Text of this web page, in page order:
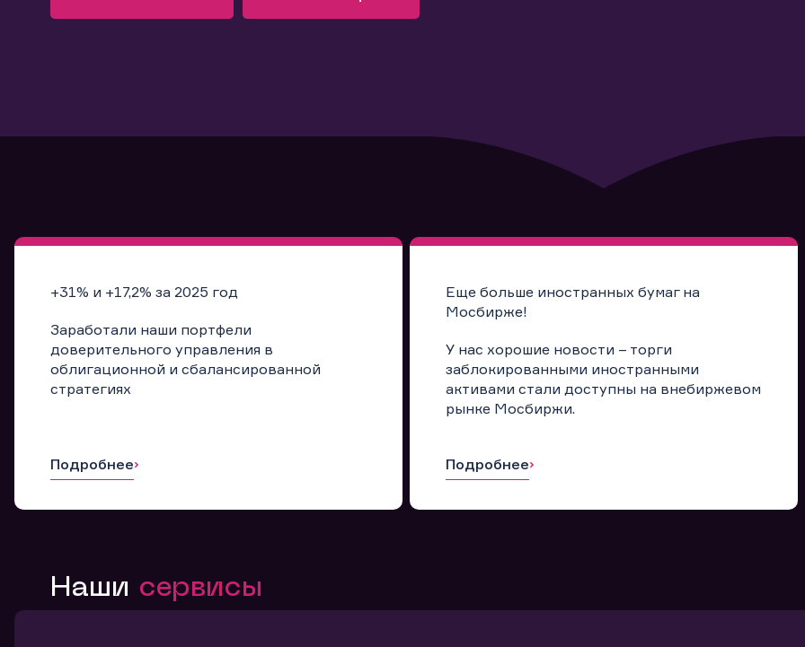
+31% и +17,2% за 2025 год
Заработали наши портфели
доверительного управления в
облигационной и сбалансированной
стратегиях
Подробнее
Еще больше иностранных бумаг на
Мосбирже!
У нас хорошие новости – торги
заблокированными иностранными
активами стали доступны на внебиржевом
рынке Мосбиржи.
Подробнее
Наши сервисы